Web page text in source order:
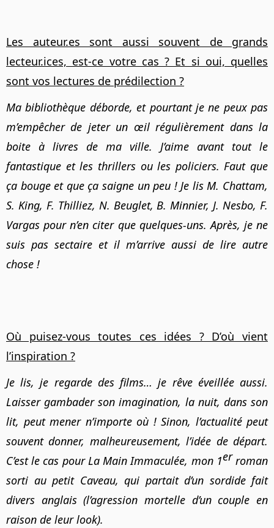
Les auteur.es sont aussi souvent de grands
lecteur.ices, est-ce votre cas ? Et si oui, quelles
sont vos lectures de prédilection ?
Ma bibliothèque déborde, et pourtant je ne peux pas
m’empêcher de jeter un œil régulièrement dans la
boite à livres de ma ville. J’aime avant tout le
fantastique et les thrillers ou les policiers. Faut que
ça bouge et que ça saigne un peu ! Je lis M. Chattam,
S. King, F. Thilliez, N. Beuglet, B. Minnier, J. Nesbo, F.
Vargas pour n’en citer que quelques-uns. Après, je ne
suis pas sectaire et il m’arrive aussi de lire autre
chose !
Où puisez-vous toutes ces idées ? D’où vient
l’inspiration ?
Je lis, je regarde des films… je rêve éveillée aussi.
Laisser gambader son imagination, la nuit, dans son
lit, peut mener n’importe où ! Sinon, l’actualité peut
souvent donner, malheureusement, l’idée de départ.
C’est le cas pour La Main Immaculée, mon 1er roman
sorti au petit Caveau, qui partait d’un sordide fait
divers anglais (l’agression mortelle d’un couple en
raison de leur look).